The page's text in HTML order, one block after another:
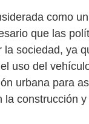
como
que las
sociedad, ya
uso del
urbana para
construcción